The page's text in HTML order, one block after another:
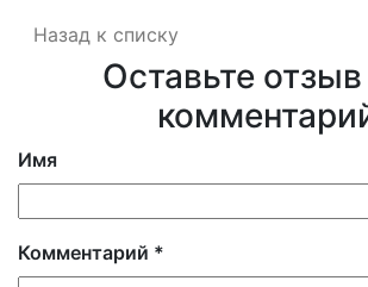
Назад к списку
Оставьте
Комментарий *
Имя